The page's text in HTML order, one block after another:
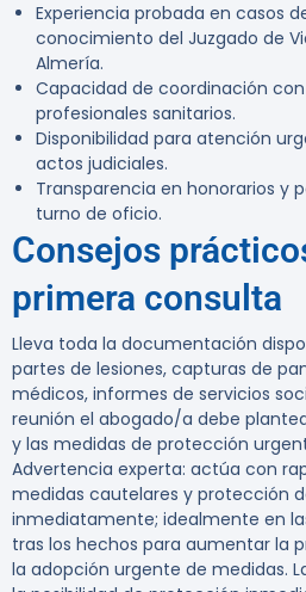
Experiencia probada en casos
conocimiento del Juzgado de
Almería.
Capacidad de coordinación
profesionales sanitarios.
Disponibilidad para atención
actos judiciales.
Transparencia en honorarios y
turno de oficio.
Consejos
primera consulta
Lleva toda la documentación
partes de lesiones, capturas de
médicos, informes de servicios
reunión el abogado/a debe
y las medidas de protección
Advertencia experta: actúa con
medidas cautelares y protección
inmediatamente; idealmente en
tras los hechos para aumentar la
la adopción urgente de medidas.